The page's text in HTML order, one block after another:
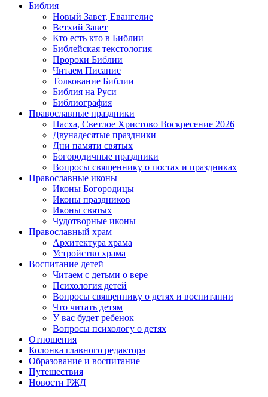
Библия
Новый Завет, Евангелие
Ветхий Завет
Кто есть кто в Библии
Библейская текстология
Пророки Библии
Читаем Писание
Толкование Библии
Библия на Руси
Библиография
Православные праздники
Пасха, Светлое Христово Воскресение 2026
Двунадесятые праздники
Дни памяти святых
Богородичные праздники
Вопросы священнику о постах и праздниках
Православные иконы
Иконы Богородицы
Иконы праздников
Иконы святых
Чудотворные иконы
Православный храм
Архитектура храма
Устройство храма
Воспитание детей
Читаем с детьми о вере
Психология детей
Вопросы священнику о детях и воспитании
Что читать детям
У вас будет ребенок
Вопросы психологу о детях
Отношения
Колонка главного редактора
Образование и воспитание
Путешествия
Новости РЖД